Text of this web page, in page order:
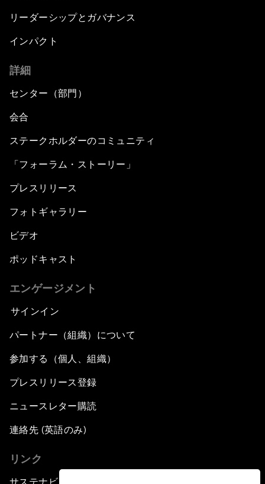
リーダーシップとガバナンス
インパクト
詳細
センター（部門）
会合
ステークホルダーのコミュニティ
「フォーラム・ストーリー」
プレスリリース
フォトギャラリー
ビデオ
ポッドキャスト
エンゲージメント
サインイン
パートナー（組織）について
参加する（個人、組織）
プレスリリース登録
ニュースレター購読
連絡先 (英語のみ)
リンク